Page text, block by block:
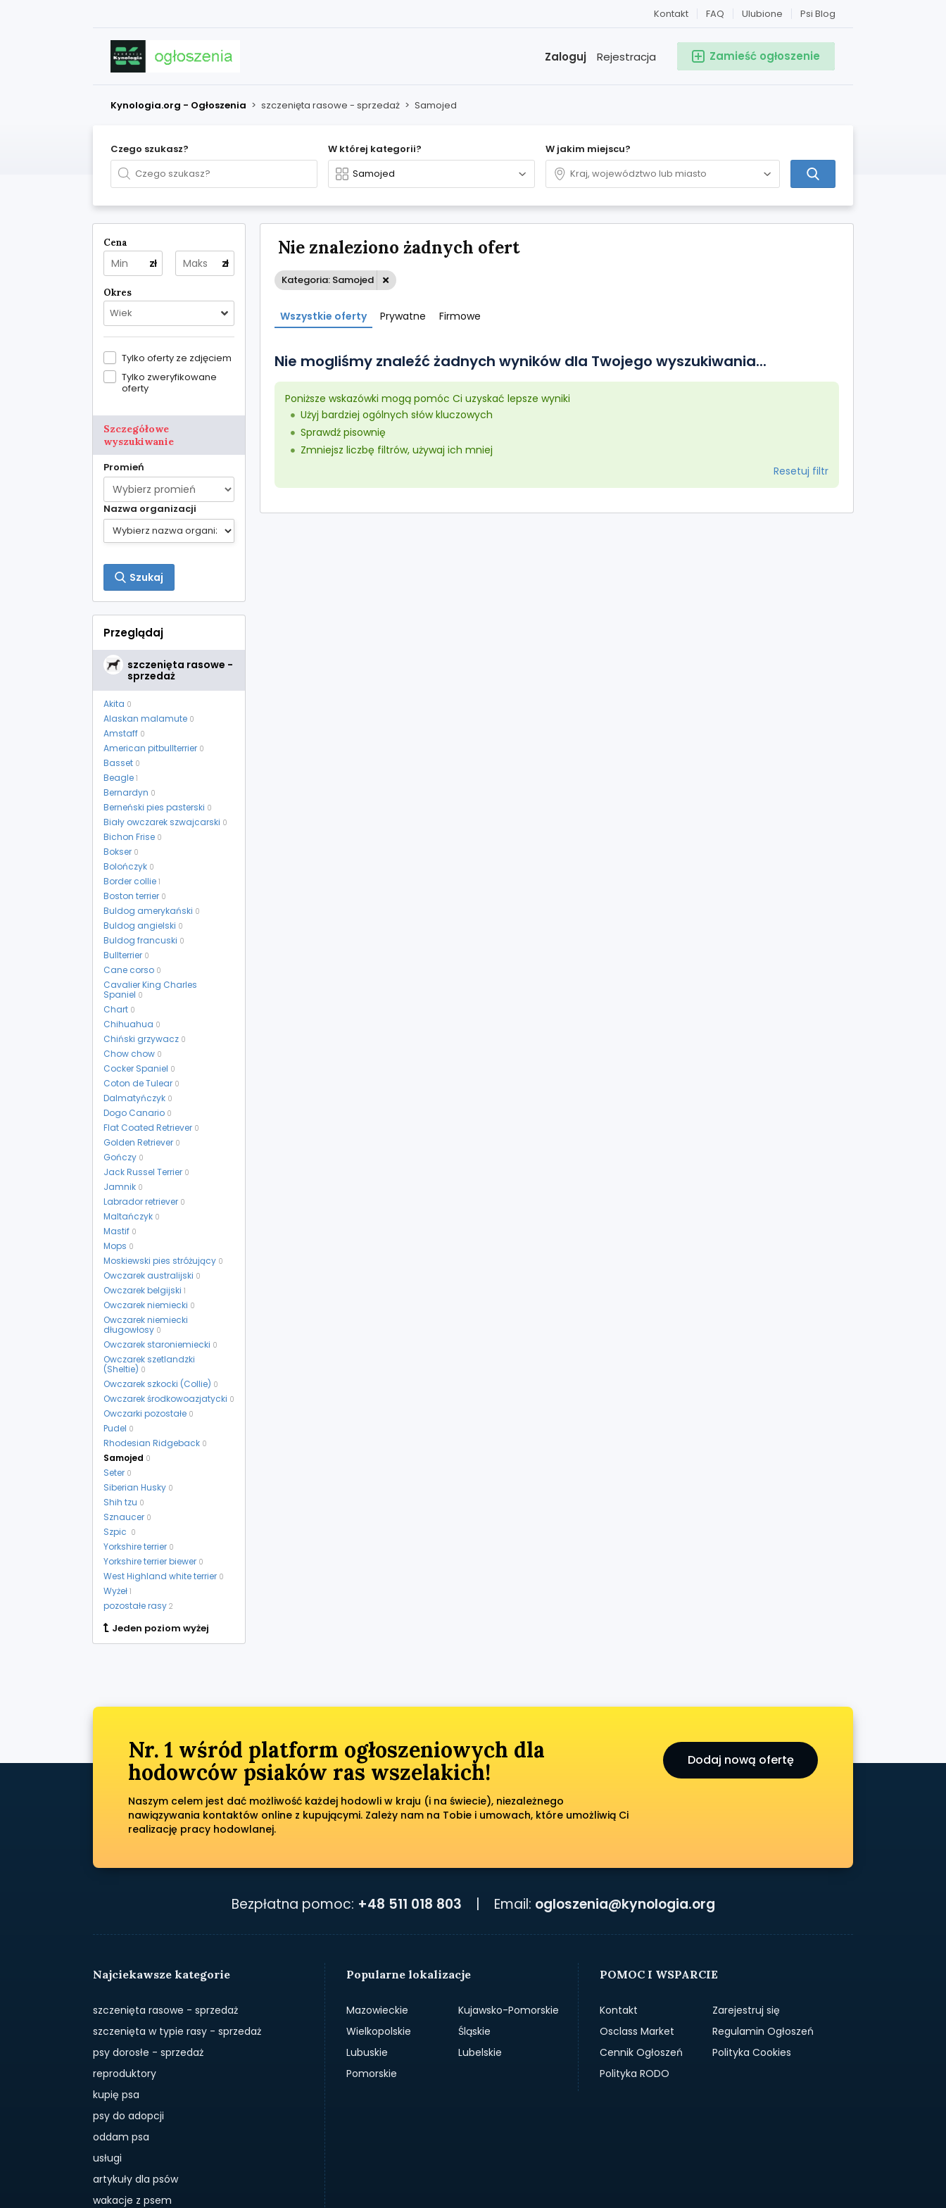
Psi Blog
Ulubione
FAQ
Kontakt
Zamieść ogłoszenie
Rejestracja
Zaloguj
Kynologia.org - Ogłoszenia > szczenięta rasowe - sprzedaż > Samojed
Czego szukasz? W której kategorii? W jakim miejscu?
Cena
zł zł
Okres
Wiek
Tylko oferty ze zdjęciem
Tylko zweryfikowane
oferty
Szczegółowe
wyszukiwanie
Promień
Nazwa organizacji
Szukaj
Przeglądaj
szczenięta rasowe -
sprzedaż
Akita 0
Alaskan malamute 0
Amstaff 0
American pitbullterrier 0
Basset 0
Beagle 1
Bernardyn 0
Berneński pies pasterski 0
Biały owczarek szwajcarski 0
Bichon Frise 0
Bokser 0
Bolończyk 0
Border collie 1
Boston terrier 0
Buldog amerykański 0
Buldog angielski 0
Buldog francuski 0
Bullterrier 0
Cane corso 0
Cavalier King Charles
Spaniel 0
Chart 0
Chihuahua 0
Chiński grzywacz 0
Chow chow 0
Cocker Spaniel 0
Coton de Tulear 0
Dalmatyńczyk 0
Dogo Canario 0
Flat Coated Retriever 0
Golden Retriever 0
Gończy 0
Jack Russel Terrier 0
Jamnik 0
Labrador retriever 0
Maltańczyk 0
Mastif 0
Mops 0
Moskiewski pies stróżujący 0
Owczarek australijski 0
Owczarek belgijski 1
Owczarek niemiecki 0
Owczarek niemiecki
długowłosy 0
Owczarek staroniemiecki 0
Owczarek szetlandzki
(Sheltie) 0
Owczarek szkocki (Collie) 0
Owczarek środkowoazjatycki 0
Owczarki pozostałe 0
Pudel 0
Rhodesian Ridgeback 0
Samojed 0
Seter 0
Siberian Husky 0
Shih tzu 0
Sznaucer 0
Szpic 0
Yorkshire terrier 0
Yorkshire terrier biewer 0
West Highland white terrier 0
Wyżeł 1
pozostałe rasy 2
Jeden poziom wyżej
Nie znaleziono żadnych ofert
Kategoria: Samojed
Wszystkie oferty Prywatne Firmowe
Nie mogliśmy znaleźć żadnych wyników dla Twojego wyszukiwania...
Poniższe wskazówki mogą pomóc Ci uzyskać lepsze wyniki
Użyj bardziej ogólnych słów kluczowych
Sprawdź pisownię
Zmniejsz liczbę filtrów, używaj ich mniej
Resetuj filtr
Nr. 1 wśród platform ogłoszeniowych dla
hodowców psiaków ras wszelakich!
Naszym celem jest dać możliwość każdej hodowli w kraju (i na świecie), niezależnego
nawiązywania kontaktów online z kupującymi. Zależy nam na Tobie i umowach, które umożliwią Ci
realizację pracy hodowlanej.
Dodaj nową ofertę
Bezpłatna pomoc: +48 511 018 803 Email: ogloszenia@kynologia.org
Najciekawsze kategorie
szczenięta rasowe - sprzedaż
szczenięta w typie rasy - sprzedaż
psy dorosłe - sprzedaż
reproduktory
kupię psa
psy do adopcji
oddam psa
usługi
artykuły dla psów
wakacje z psem
Popularne lokalizacje
Mazowieckie
Kujawsko-Pomorskie
Wielkopolskie
Śląskie
Lubuskie
Lubelskie
Pomorskie
POMOC I WSPARCIE
Kontakt
Zarejestruj się
Osclass Market
Regulamin Ogłoszeń
Cennik Ogłoszeń
Polityka Cookies
Polityka RODO